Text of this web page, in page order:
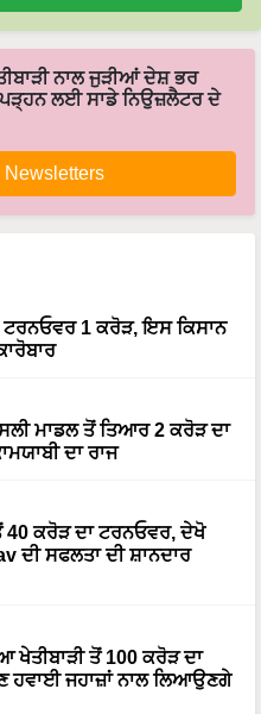
ਨਾਲ ਜੁੜੀਆਂ ਦੇਸ਼ ਭਰ
ਲਈ ਸਾਡੇ ਨਿਉਜ਼ਲੈਟਰ ਦੇ
1 ਕਰੋੜ, ਇਸ ਕਿਸਾਨ
ਮਾਡਲ ਤੋਂ ਤਿਆਰ 2 ਕਰੋੜ ਦਾ
ਦਾ ਰਾਜ
ਕਰੋੜ ਦਾ ਟਰਨਓਵਰ, ਦੇਖੋ
ਦੀ ਸਫਲਤਾ ਦੀ ਸ਼ਾਨਦਾਰ
ਖੇਤੀਬਾੜੀ ਤੋਂ 100 ਕਰੋੜ ਦਾ
ਹਵਾਈ ਜਹਾਜ਼ਾਂ ਨਾਲ ਲਿਆਉਣਗੇ